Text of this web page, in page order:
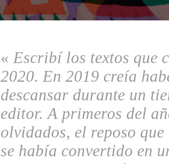
« Escribí los textos que
2020. En 2019 creía
descansar durante un
editor. A primeros del
olvidados, el reposo que
se había convertido en